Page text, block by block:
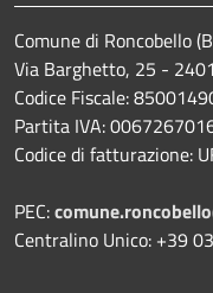
Comune di Roncobello
Via Barghetto, 25 -
Codice Fiscale:
Partita IVA:
Codice di fatturazione:
PEC:
Centralino Unico: +39